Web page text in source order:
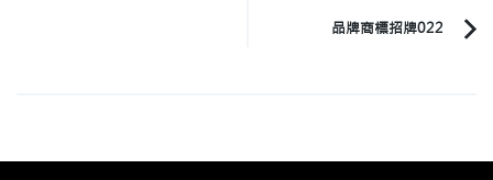
品牌商標招牌022